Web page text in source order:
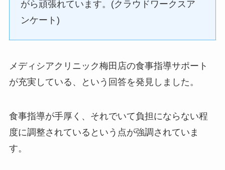
がら頑張れています。(クラウドワークスア
ンケート)
メディシアクリニック梅田店の食事指導サポート
が充実している、という回答を発見しました。
食事指導が手厚く、それでいて負担にならない程
度に調整されているという点が強調されていま
す。